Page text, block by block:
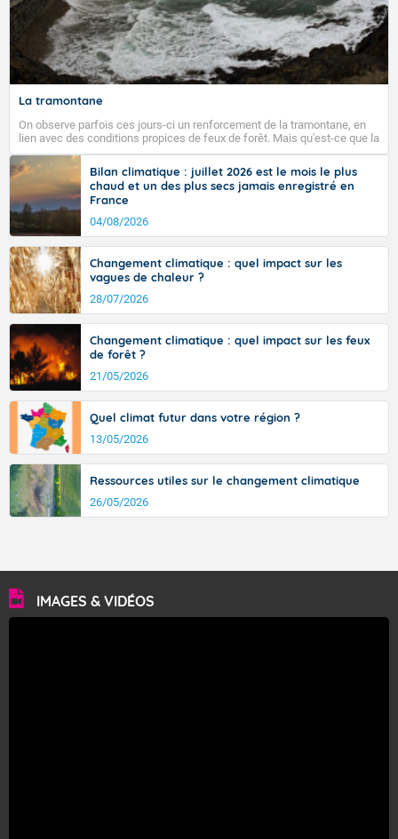
La tramontane
On observe parfois ces jours-ci un renforcement de la tramontane, en
lien avec des conditions propices de feux de forêt. Mais qu'est-ce que la
tramontane ? Quelles sont ses caractéristiques ? La tramontane est un
vent turbulent soufflant de secteur nord-ouest à nord, ou ouest à nord-
ouest, dans un secteur qui part du Roussillon à la vallée de l’Aude et à
l’ouest de l’Hérault. L’étymologie de ce vent vient du latin trasmontanus,
signifiant au-delà des monts, en allusion aux régions montagneuses
d’où provient ce vent.
Bilan climatique : juillet 2026 est le mois le plus
chaud et un des plus secs jamais enregistré en
France
04/08/2026
Changement climatique : quel impact sur les
vagues de chaleur ?
28/07/2026
Changement climatique : quel impact sur les feux
de forêt ?
21/05/2026
Quel climat futur dans votre région ?
13/05/2026
Ressources utiles sur le changement climatique
26/05/2026
IMAGES & VIDÉOS